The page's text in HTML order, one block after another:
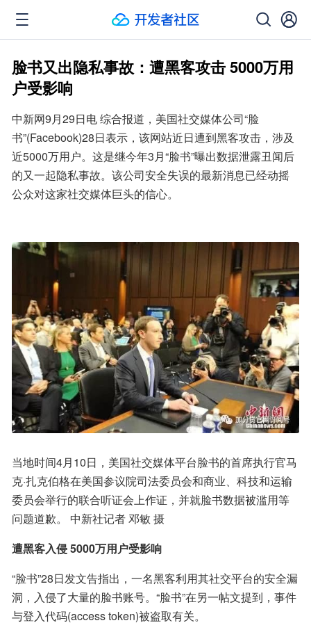
脸书又出隐私事故：遭黑客攻击 5000万用
户受影响
中新网9月29日电 综合报道，美国社交媒体公司“脸
书”(Facebook)28日表示，该网站近日遭到黑客攻击，涉及
近5000万用户。这是继今年3月“脸书”曝出数据泄露丑闻后
的又一起隐私事故。该公司安全失误的最新消息已经动摇
公众对这家社交媒体巨头的信心。
当地时间4月10日，美国社交媒体平台脸书的首席执行官马
克·扎克伯格在美国参议院司法委员会和商业、科技和运输
委员会举行的联合听证会上作证，并就脸书数据被滥用等
问题道歉。 中新社记者 邓敏 摄
遭黑客入侵 5000万用户受影响
“脸书”28日发文告指出，一名黑客利用其社交平台的安全漏
洞，入侵了大量的脸书账号。“脸书”在另一帖文提到，事件
与登入代码(access token)被盗取有关。